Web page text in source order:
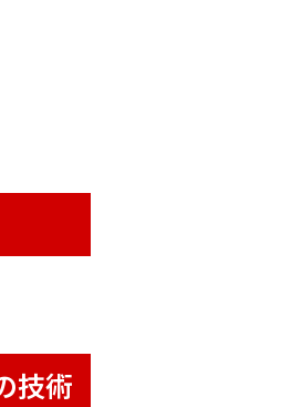
技術